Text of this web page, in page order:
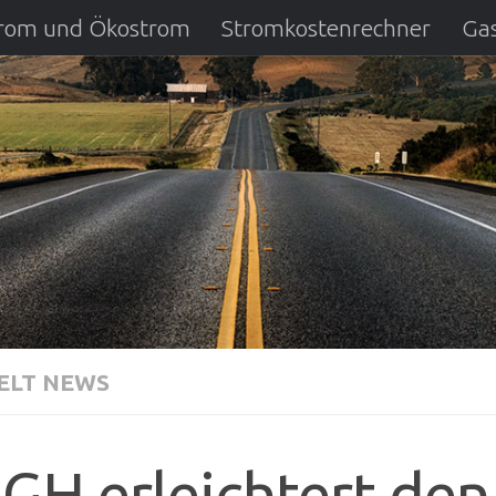
und Ökostrom Stromkostenrechner
DSL Anbietervergleich
NEWS